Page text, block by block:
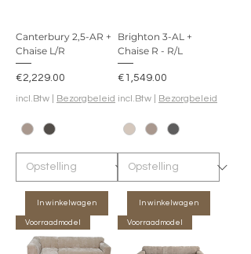
Canterbury 2,5-AR +
Chaise L/R
Prijs
€2,229.00
incl.Btw Bezorgbeleid
In winkelwagen
Brighton 3-AL +
Chaise R - R/L
Prijs
€1,549.00
incl.Btw Bezorgbeleid
In winkelwagen
Voorraadmodel Voorraadmodel